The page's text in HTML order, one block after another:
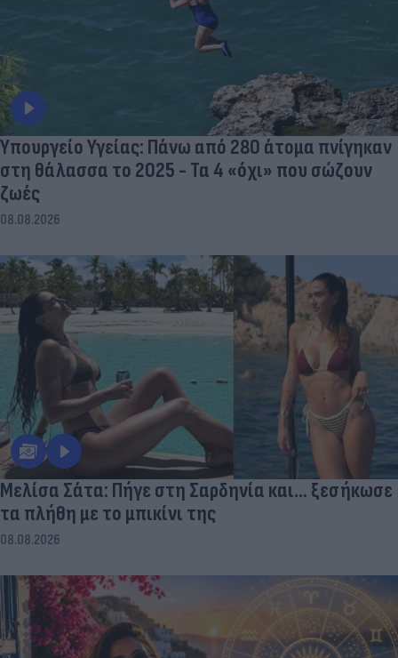
Υπουργείο Υγείας: Πάνω από 280 άτομα πνίγηκαν
στη θάλασσα το 2025 - Τα 4 «όχι» που σώζουν
ζωές
08.08.2026
Μελίσα Σάτα: Πήγε στη Σαρδηνία και... ξεσήκωσε
τα πλήθη με το μπικίνι της
08.08.2026